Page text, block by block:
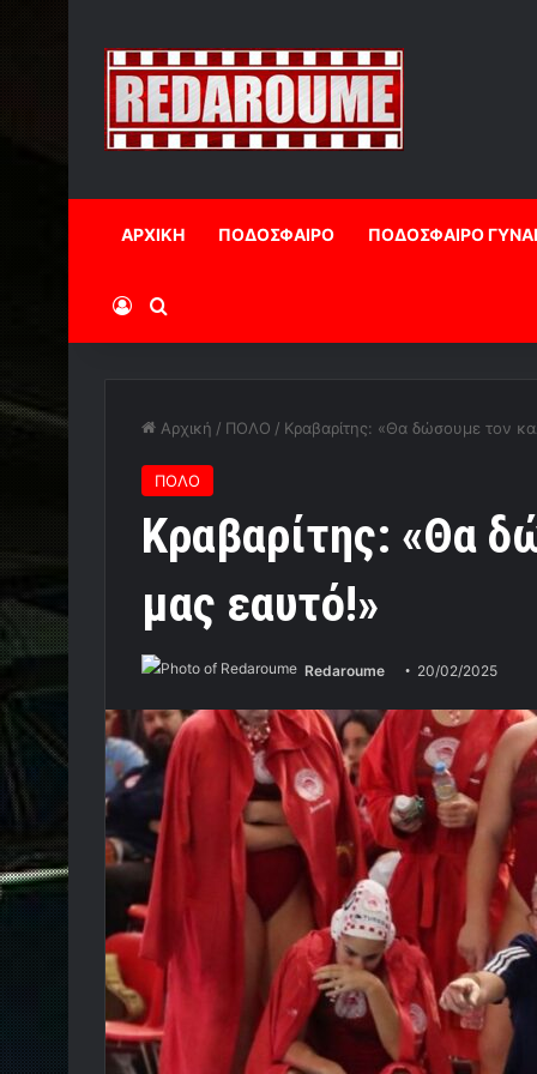
ΑΡΧΙΚΗ ΠΟΔΟΣΦΑΙΡΟ ΠΟΔΟΣΦΑΙΡΟ
Log InΑναζήτηση
Αρχική / ΠΟΛΟ / Κραβαρίτης: «Θα δώσουμε τον
ΠΟΛΟ
Κραβαρίτης: «Θα
μας εαυτό!»
Redaroume 20/02/2025